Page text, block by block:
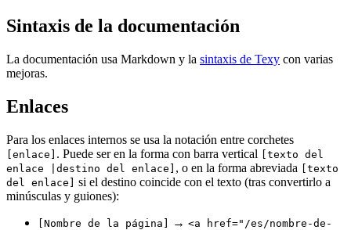
Sintaxis de la documentación
La documentación usa Markdown y la sintaxis de Texy con varias
mejoras.
Enlaces
Para los enlaces internos se usa la notación entre corchetes
[enlace] . Puede ser en la forma con barra vertical [texto del
enlace |destino del enlace] , o en la forma abreviada [texto
del enlace] si el destino coincide con el texto (tras convertirlo a
minúsculas y guiones):
[Nombre de la página] → <a href="/es/nombre-de-